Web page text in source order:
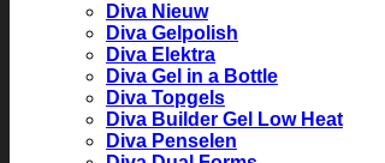
Diva Nieuw
Diva Gelpolish
Diva Elektra
Diva Gel in a Bottle
Diva Topgels
Diva Builder Gel Low Heat
Diva Penselen